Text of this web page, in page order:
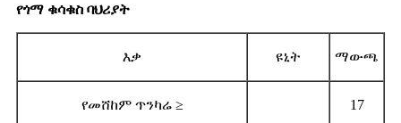
የጎማ ቁሳቁስ ባህሪያት
እቃ ዩኒት ማውጫ
የመሸከም ጥንካሬ ≥ 17